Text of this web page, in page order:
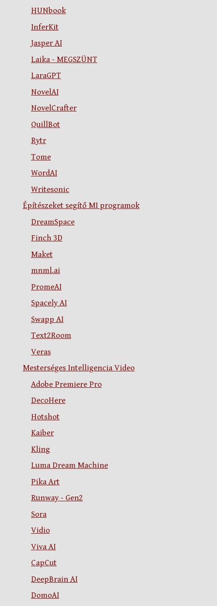
HUNbook
InferKit
Jasper AI
Laika - MEGSZÜNT
LaraGPT
NovelAI
NovelCrafter
QuillBot
Rytr
Tome
WordAI
Writesonic
Építészeket segítő MI programok
DreamSpace
Finch 3D
Maket
mnml.ai
PromeAI
Spacely AI
Swapp AI
Text2Room
Veras
Mesterséges Intelligencia Video
Adobe Premiere Pro
DecoHere
Hotshot
Kaiber
Kling
Luma Dream Machine
Pika Art
Runway - Gen2
Sora
Vidio
Viva AI
CapCut
DeepBrain AI
DomoAI